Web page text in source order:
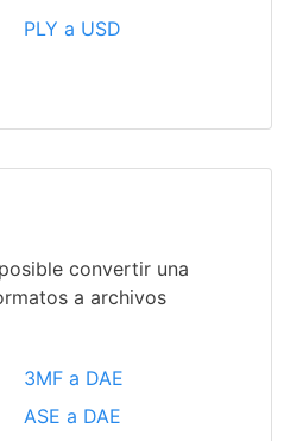
PLY a USD
convertir una
a archivos
3MF a DAE
ASE a DAE